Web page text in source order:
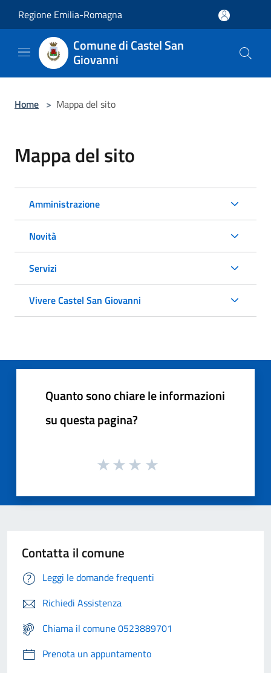
Regione Emilia-Romagna
Comune di Castel San
Giovanni
Home > Mappa del sito
Mappa del sito
Amministrazione
Novità
Servizi
Vivere Castel San Giovanni
Quanto sono chiare le informazioni
su questa pagina?
Contatta il comune
Leggi le domande frequenti
Richiedi Assistenza
Chiama il comune 0523889701
Prenota un appuntamento